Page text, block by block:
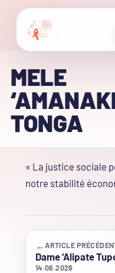
MELE
TONGA
« La justice sociale
notre stabilité
←ARTICLE
Dame ‘Alipate
14.06.2026